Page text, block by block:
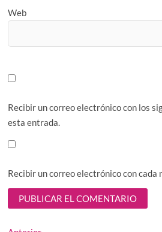
Web
Recibir un correo electrónico con los
esta entrada.
Recibir un correo electrónico con cada